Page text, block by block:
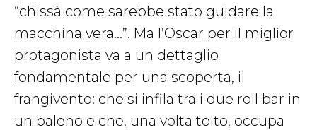
“chissà come sarebbe stato guidare la
macchina vera…”. Ma l’Oscar per il miglior
protagonista va a un dettaglio
fondamentale per una scoperta, il
frangivento: che si infila tra i due roll bar in
un baleno e che, una volta tolto, occupa